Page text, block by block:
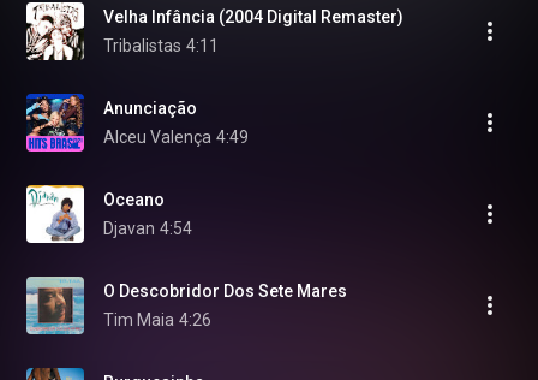
Velha Infância (2004 Digital Remaster)
Tribalistas 4:11
Anunciação
Alceu Valença 4:49
Oceano
Djavan 4:54
O Descobridor Dos Sete Mares
Tim Maia 4:26